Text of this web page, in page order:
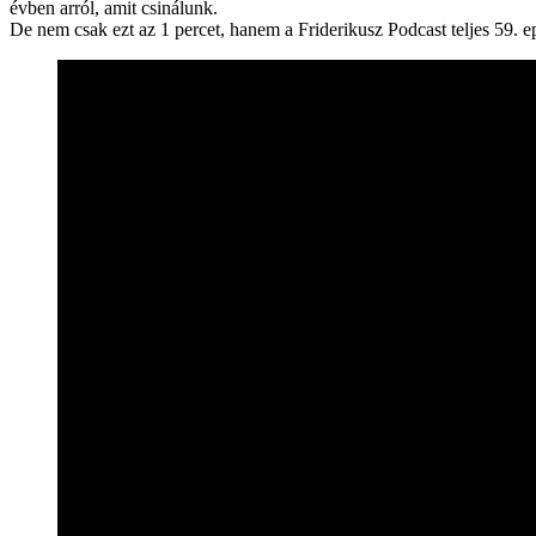
évben arról, amit csinálunk.
De nem csak ezt az 1 percet, hanem a Friderikusz Podcast teljes 59.